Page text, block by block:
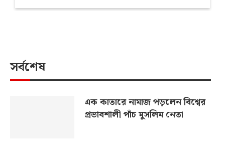
সর্বশেষ
এক কাতারে নামাজ পড়লেন বিশ্বের
প্রভাবশালী পাঁচ মুসলিম নেতা